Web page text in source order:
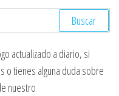
actualizado a diario, si
o tienes alguna duda sobre
nuestro